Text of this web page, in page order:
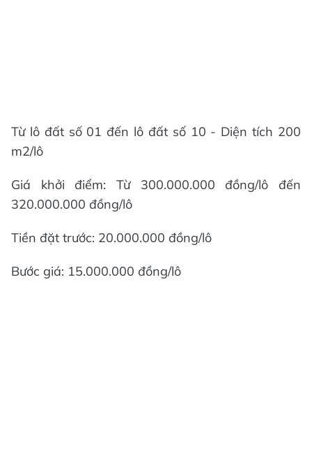
Từ lô đất số 01 đến lô đất số 10 - Diện tích 200
m2/lô
Giá khởi điểm: Từ 300.000.000 đồng/lô đến
320.000.000 đồng/lô
Tiền đặt trước: 20.000.000 đồng/lô
Bước giá: 15.000.000 đồng/lô